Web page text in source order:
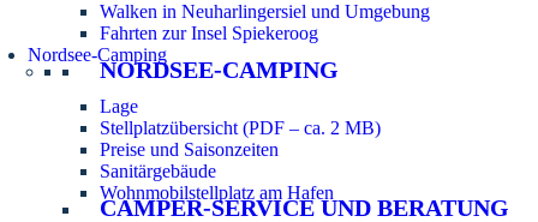
Walken in Neuharlingersiel und Umgebung
Fahrten zur Insel Spiekeroog
Nordsee-Camping
NORDSEE-CAMPING
Lage
Stellplatzübersicht (PDF – ca. 2 MB)
Preise und Saisonzeiten
Sanitärgebäude
Wohnmobilstellplatz am Hafen
CAMPER-SERVICE UND BERATUNG